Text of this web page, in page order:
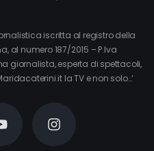
iscritta al registro della
al numero 187/2015 – P.Iva
giornalista, esperta di spettacoli,
la TV e non solo…’